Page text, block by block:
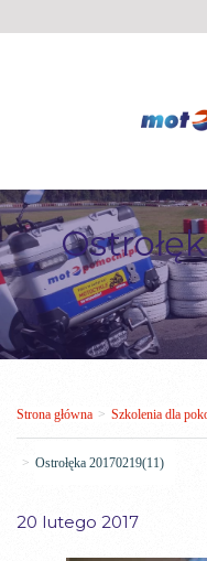
Strona główna > Szkolenia dla
> Ostrołęka 20170219(11)
20 lutego 2017